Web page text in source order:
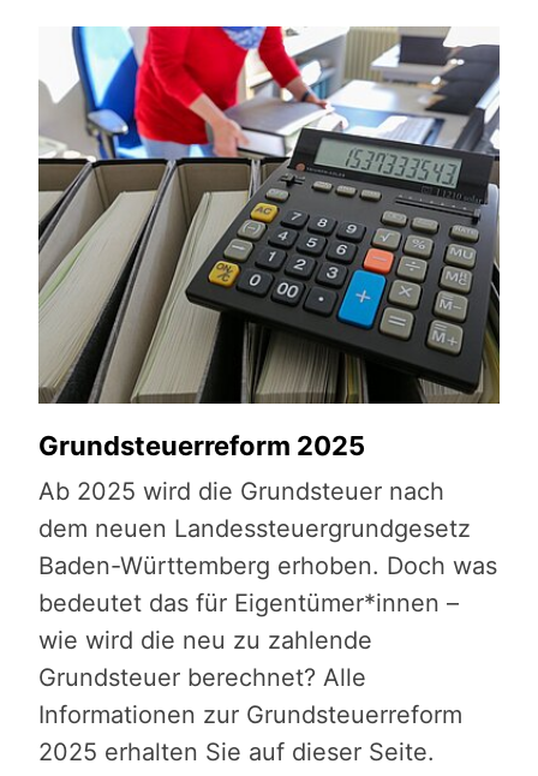
Grundsteuerreform 2025
Ab 2025 wird die Grundsteuer nach
dem neuen Landessteuergrundgesetz
Baden-Württemberg erhoben. Doch was
bedeutet das für Eigentümer*innen –
wie wird die neu zu zahlende
Grundsteuer berechnet? Alle
Informationen zur Grundsteuerreform
2025 erhalten Sie auf dieser Seite.